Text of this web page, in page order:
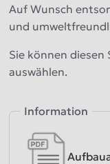
Auf Wunsch
und
Sie können diesen
auswählen.
Information